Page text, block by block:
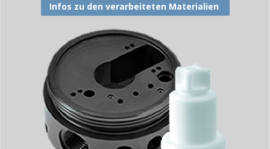
Infos zu den verarbeiteten Materialien